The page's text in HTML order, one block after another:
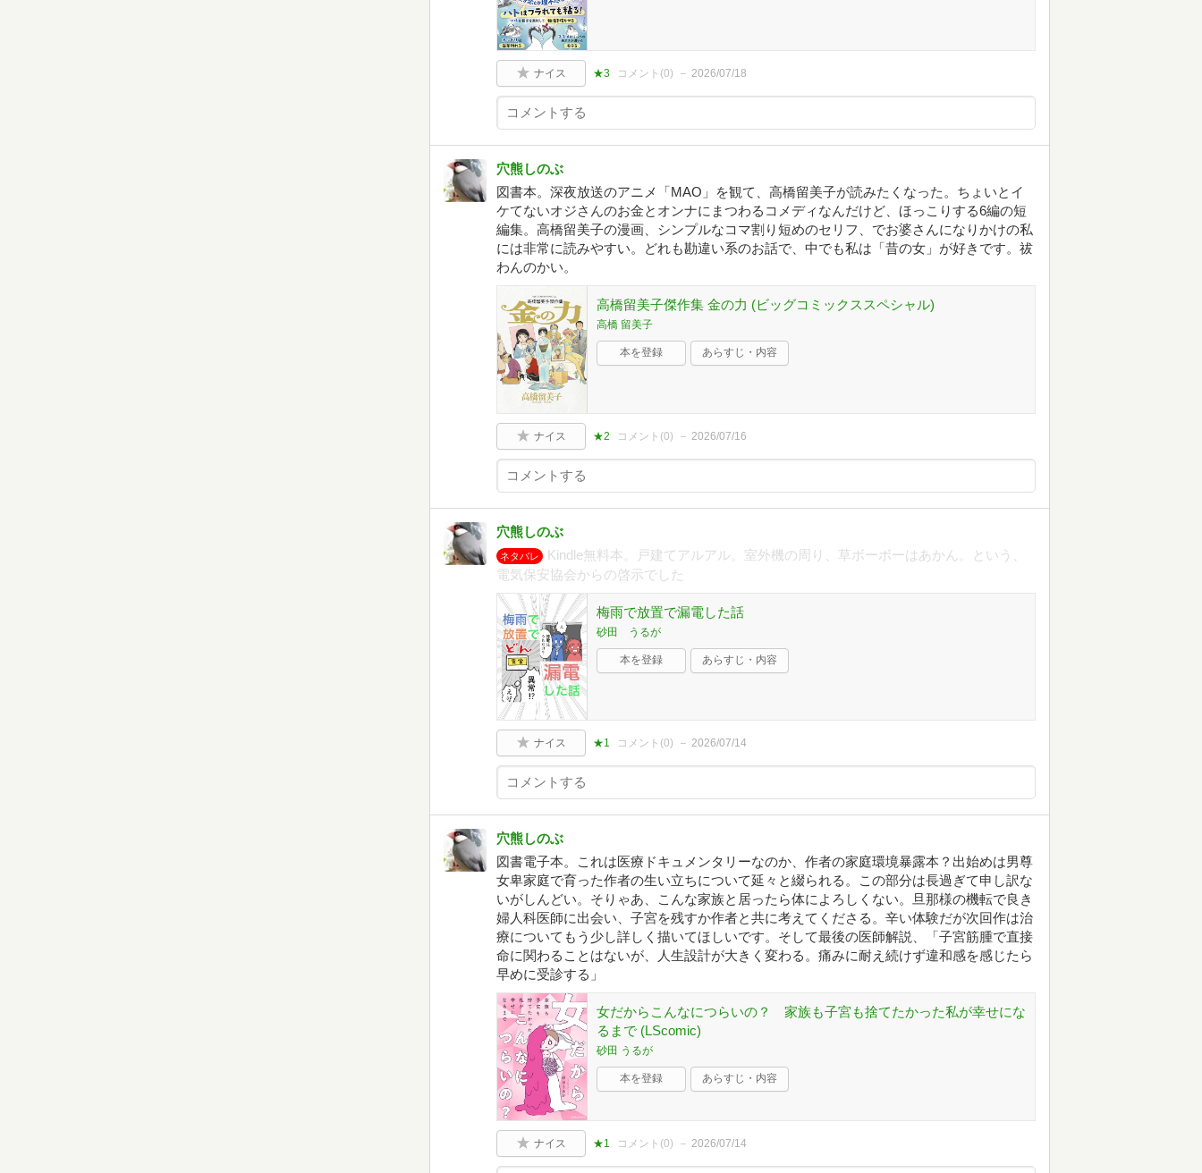
ナイス ★3 コメント(0) 2026/07/18
穴熊しのぶ
図書本。深夜放送のアニメ「MAO」を観て、高橋留美子が読みたくなった。ちょいとイ
ケてないオジさんのお金とオンナにまつわるコメディなんだけど、ほっこりする6編の短
編集。高橋留美子の漫画、シンプルなコマ割り短めのセリフ、でお婆さんになりかけの私
には非常に読みやすい。どれも勘違い系のお話で、中でも私は「昔の女」が好きです。祓
わんのかい。
高橋留美子傑作集 金の力 (ビッグコミックススペシャル)
高橋 留美子
本を登録 あらすじ・内容
ナイス ★2 コメント(0) 2026/07/16
穴熊しのぶ
ネタバレ
Kindle無料本。戸建てアルアル。室外機の周り、草ボーボーはあかん。という、
電気保安協会からの啓示でした
梅雨で放置で漏電した話
砂田 うるが
本を登録 あらすじ・内容
ナイス ★1 コメント(0) 2026/07/14
穴熊しのぶ
図書電子本。これは医療ドキュメンタリーなのか、作者の家庭環境暴露本？出始めは男尊
女卑家庭で育った作者の生い立ちについて延々と綴られる。この部分は長過ぎて申し訳な
いがしんどい。そりゃあ、こんな家族と居ったら体によろしくない。旦那様の機転で良き
婦人科医師に出会い、子宮を残すか作者と共に考えてくださる。辛い体験だが次回作は治
療についてもう少し詳しく描いてほしいです。そして最後の医師解説、「子宮筋腫で直接
命に関わることはないが、人生設計が大きく変わる。痛みに耐え続けず違和感を感じたら
早めに受診する」
女だからこんなにつらいの？ 家族も子宮も捨てたかった私が幸せにな
るまで (LScomic)
砂田 うるが
本を登録 あらすじ・内容
ナイス ★1 コメント(0) 2026/07/14